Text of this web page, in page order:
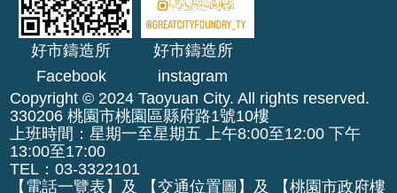
好市鑄造所
Facebook
好市鑄造所
instagram
Copyright © 2024 Taoyuan City. All rights reserved.
330206 桃園市桃園區縣府路1號10樓
上班時間：星期一至星期五 上午8:00至12:00 下午
13:00至17:00
TEL：03-3322101
【 電話一覽表 】及 【交通位置圖 】及 【桃園市政府樓